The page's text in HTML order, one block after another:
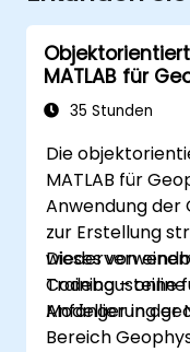
MATLAB für
35 Stunden
Die
MATLAB für
Anwendung der
zur Erstellung
Codebausteine
Modellierung
Dieses von
Training –
Anfänger in der
Bereich